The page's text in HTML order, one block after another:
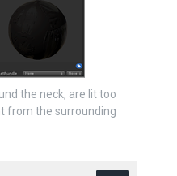
the neck, are lit too
from the surrounding